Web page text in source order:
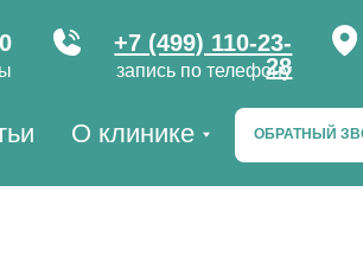
г.
О клинике
+7 (499) 110-23-
28
запись по телефону
ОБРАТНЫЙ ЗВОНОК